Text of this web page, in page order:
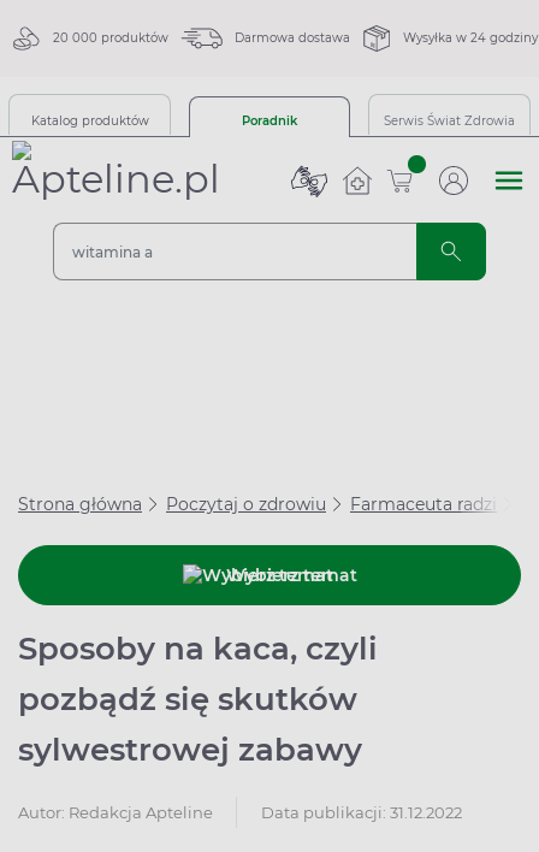
20 000 produktów Darmowa dostawa Wysyłka w 24 godziny
Katalog produktów Poradnik Serwis Świat Zdrowia
sztuk
Strona główna Poczytaj o zdrowiu Farmaceuta radzi
Wybierz temat
Sposoby na kaca, czyli
pozbądź się skutków
sylwestrowej zabawy
Autor: Redakcja Apteline Data publikacji: 31.12.2022